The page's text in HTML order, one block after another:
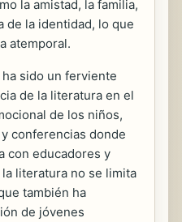
la amistad, la familia,
de la identidad, lo que
atemporal.
sido un ferviente
de la literatura en el
de los niños,
conferencias donde
con educadores y
literatura no se limita
también ha
de jóvenes